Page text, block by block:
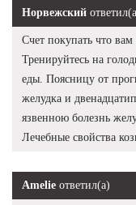
Норвежский
Счет покупать что
Тренируйтесь на
еды. Поясницу от
желудка и
язвенною болезнь
Лечебные свойства
Amelie ответил(а)